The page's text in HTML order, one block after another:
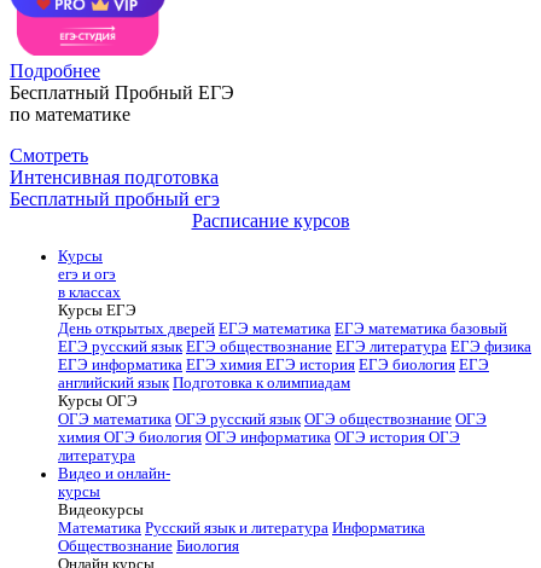
Подробнее
Бесплатный Пробный ЕГЭ
по математике
Смотреть
Интенсивная подготовка
Бесплатный пробный егэ
Расписание курсов
Курсы
егэ и огэ
в классах
Курсы ЕГЭ
День открытых дверей ЕГЭ математика ЕГЭ математика базовый
ЕГЭ русский язык ЕГЭ обществознание ЕГЭ литература ЕГЭ физика
ЕГЭ информатика ЕГЭ химия ЕГЭ история ЕГЭ биология ЕГЭ
английский язык Подготовка к олимпиадам
Курсы ОГЭ
ОГЭ математика ОГЭ русский язык ОГЭ обществознание ОГЭ
химия ОГЭ биология ОГЭ информатика ОГЭ история ОГЭ
литература
Видео и онлайн-
курсы
Видеокурсы
Математика Русский язык и литература Информатика
Обществознание Биология
Онлайн курсы